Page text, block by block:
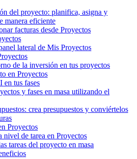
del proyecto: planifica, asigna y
manera eficiente
facturas desde Proyectos
lateral de Mis Proyectos
de la inversión en tus proyectos
en Proyectos
en tus fases
y fases en masa utilizando el
crea presupuestos y conviértelos
Proyectos
nivel de tarea en Proyectos
tareas del proyecto en masa